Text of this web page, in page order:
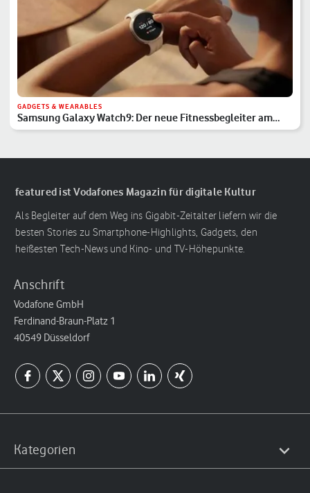
GADGETS & WEARABLES
Samsung Galaxy Watch9: Der neue Fitnessbegleiter am
Handgelenk
featured ist Vodafones Magazin für digitale Kultur
Als Begleiter auf dem Weg ins Gigabit-Zeitalter liefern wir die
besten Stories zu Smartphone-Highlights, Gadgets, den
heißesten Tech-News und Kino- und TV-Höhepunkte.
Anschrift
Vodafone GmbH
Ferdinand-Braun-Platz 1
40549 Düsseldorf
Kategorien